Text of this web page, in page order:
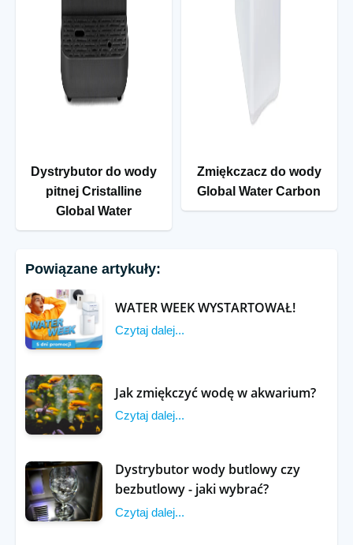
Dystrybutor do wody
pitnej Cristalline
Global Water
Zmiękczacz do wody
Global Water Carbon
Powiązane artykuły:
WATER WEEK WYSTARTOWAŁ!
Czytaj dalej...
Jak zmiękczyć wodę w akwarium?
Czytaj dalej...
Dystrybutor wody butlowy czy
bezbutlowy - jaki wybrać?
Czytaj dalej...